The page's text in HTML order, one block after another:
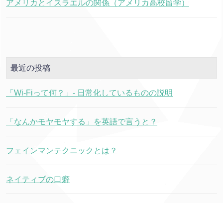
アメリカとイスラエルの関係（アメリカ高校留学）
最近の投稿
「Wi-Fiって何？」- 日常化しているものの説明
「なんかモヤモヤする」を英語で言うと？
フェインマンテクニックとは？
ネイティブの口癖